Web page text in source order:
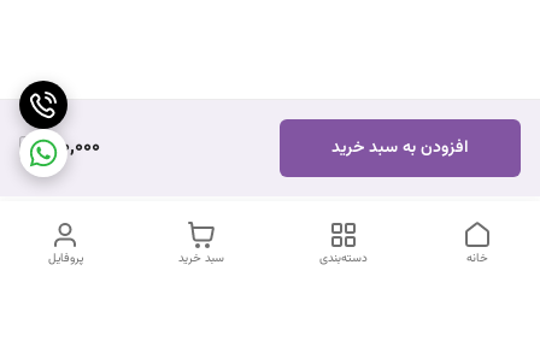
170,000 افزودن به سبد خرید
پروفایل سبد خرید دسته‌بندی خانه